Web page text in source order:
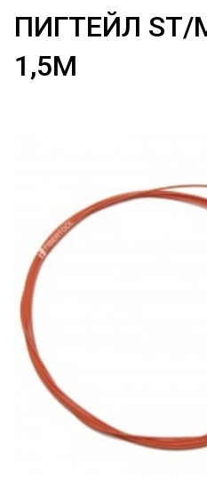
ПИГТЕЙЛ ST/
1,5М